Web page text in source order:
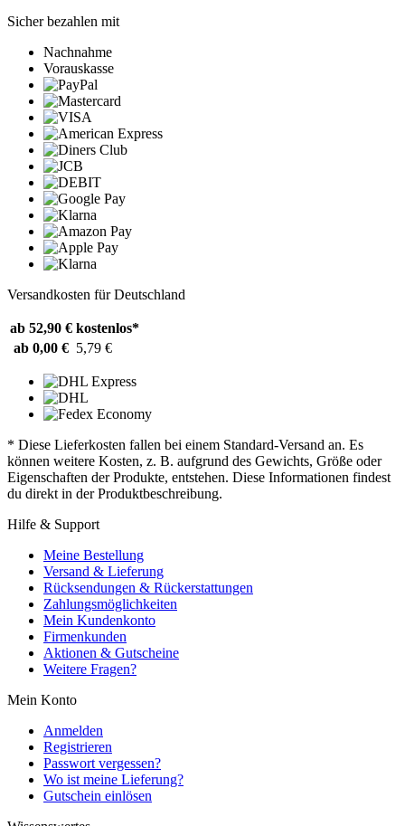
Sicher bezahlen mit
Nachnahme
Vorauskasse
Versandkosten für Deutschland
ab 52,90 € kostenlos*
ab 0,00 € 5,79 €
* Diese Lieferkosten fallen bei einem Standard-Versand an. Es
können weitere Kosten, z. B. aufgrund des Gewichts, Größe oder
Eigenschaften der Produkte, entstehen. Diese Informationen findest
du direkt in der Produktbeschreibung.
Hilfe & Support
Meine Bestellung
Versand & Lieferung
Rücksendungen & Rückerstattungen
Zahlungsmöglichkeiten
Mein Kundenkonto
Firmenkunden
Aktionen & Gutscheine
Weitere Fragen?
Mein Konto
Anmelden
Registrieren
Passwort vergessen?
Wo ist meine Lieferung?
Gutschein einlösen